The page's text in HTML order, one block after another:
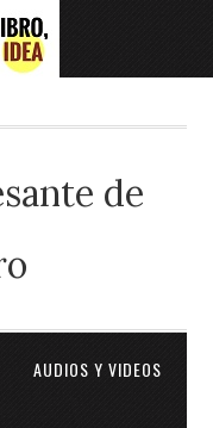
de
AUDIOS Y VIDEOS